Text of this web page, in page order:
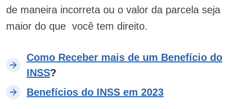
de maneira incorreta ou o valor da parcela seja
maior do que você tem direito.
Como Receber mais de um Benefício do
INSS?
Benefícios do INSS em 2023